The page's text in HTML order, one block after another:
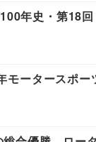
年史・第18回
モータースポ